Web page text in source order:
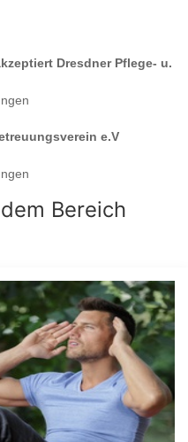
Dresdner Pflege- u.
e.V
Bereich